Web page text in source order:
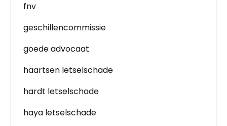
fnv
geschillencommissie
goede advocaat
haartsen letselschade
hardt letselschade
haya letselschade